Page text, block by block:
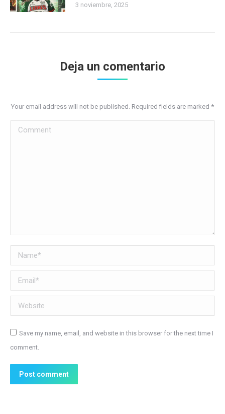
3 noviembre, 2025
Deja un comentario
Your email address will not be published. Required fields are marked *
Comment
Name *
Email *
Website
Save my name, email, and website in this browser for the next time I
comment.
Post comment